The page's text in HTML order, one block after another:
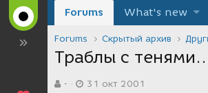
Forums What's new
Forums Скрытый архив
Траблы с
в-
а
31 окт 2001